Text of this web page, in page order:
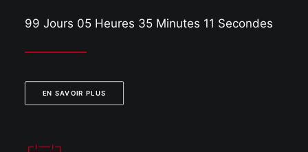
99 Jours 05 Heures 35 Minutes 11 Secondes
EN SAVOIR PLUS